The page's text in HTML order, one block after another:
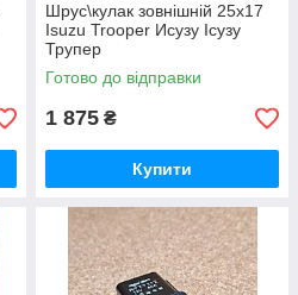
Шрус\кулак зовнішній 25x17
Isuzu Trooper Исузу Ісузу
Трупер
Готово до відправки
1 875 ₴
Купити